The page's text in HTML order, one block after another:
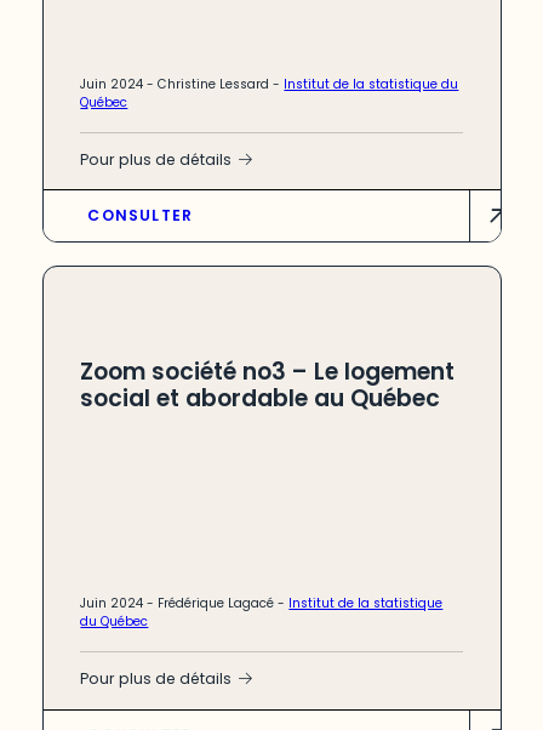
Juin 2024 -Christine Lessard - Institut de la statistique du
Québec
Pour plus de détails
CONSULTER
Zoom société no3 – Le logement
social et abordable au Québec
Juin 2024 - Frédérique Lagacé - Institut de la statistique
du Québec
Pour plus de détails
Le logement est essentiel pour le bien-